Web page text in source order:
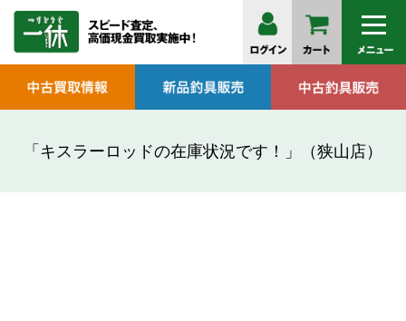
「キスラーロッドの在庫状況です！」（狭山店）